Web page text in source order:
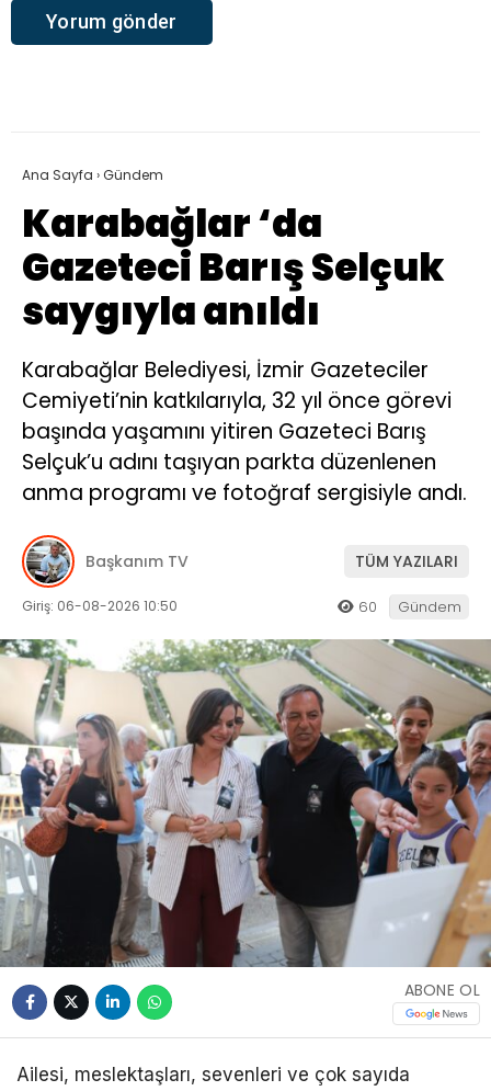
Ana Sayfa ›Gündem
Karabağlar ‘da
Gazeteci Barış Selçuk
saygıyla anıldı
Karabağlar Belediyesi, İzmir Gazeteciler
Cemiyeti’nin katkılarıyla, 32 yıl önce görevi
başında yaşamını yitiren Gazeteci Barış
Selçuk’u adını taşıyan parkta düzenlenen
anma programı ve fotoğraf sergisiyle andı.
Başkanım TV TÜM YAZILARI
Giriş: 06-08-2026 10:50 60 Gündem
ABONE OL
Ailesi, meslektaşları, sevenleri ve çok sayıda